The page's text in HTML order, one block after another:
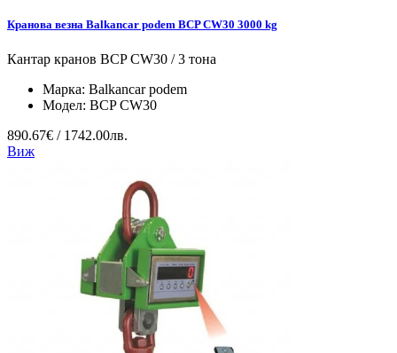
Кранова везна Balkancar podem BCP CW30 3000 kg
Кантар кранов BCP CW30 / 3 тона
Марка: Balkancar podem
Модел: BCP CW30
890.67€ / 1742.00лв.
Виж